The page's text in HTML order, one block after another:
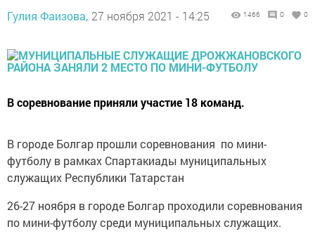
Гулия Фаизова, 27 ноября 2021 - 14:25 1466 0 0
В соревнование приняли участие 18 команд.
В городе Болгар прошли соревнования по мини-
футболу в рамках Спартакиады муниципальных
служащих Республики Татарстан
26-27 ноября в городе Болгар проходили соревнования
по мини-футболу среди муниципальных служащих.